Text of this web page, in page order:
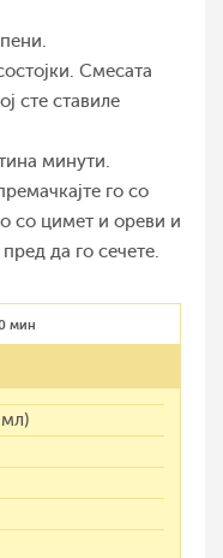
Смесата
сте ставиле
минути.
го со
со цимет и ореви и
да го сечете.
мин